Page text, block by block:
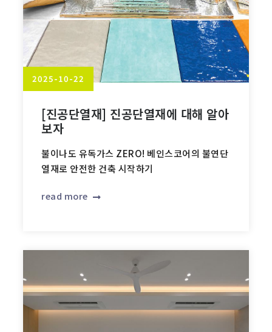
2025-10-22
[진공단열재] 진공단열재에 대해 알아
보자
불이나도 유독가스 ZERO! 베인스코어의 불연단
열재로 안전한 건축 시작하기
read more